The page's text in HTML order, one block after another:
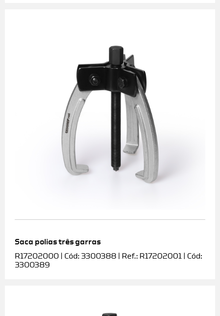
Saca polias três garras
R17202000 | Cód: 3300388 | Ref.: R17202001 | Cód:
3300389